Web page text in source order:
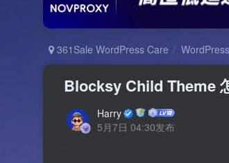
361Sale WordPress Care WordPress
Blocksy Child Theme
Harry
5月7日 04:30发布